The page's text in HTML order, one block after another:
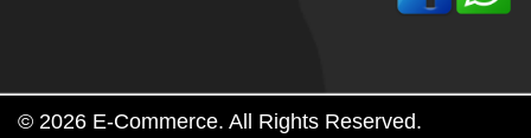
© 2026 E-Commerce. All Rights Reserved.